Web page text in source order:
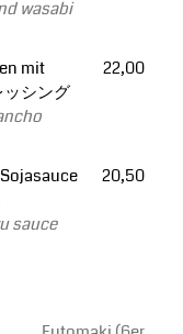
wasabi
mit
シング
22,00
sauce
20,50